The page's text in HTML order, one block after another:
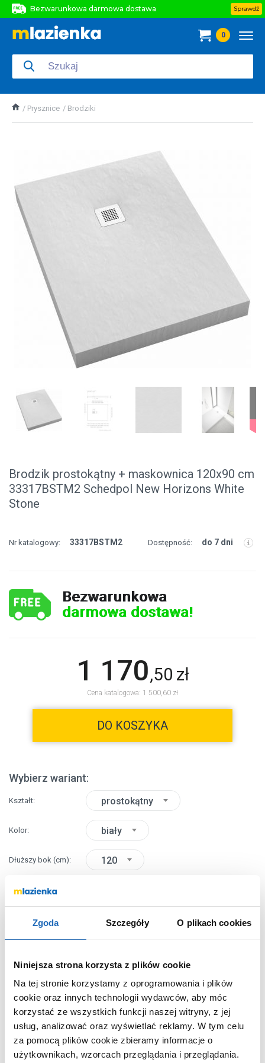
Zgoda Szczegóły O plikach cookies
Niniejsza strona korzysta z plików cookie
Na tej stronie korzystamy z oprogramowania i plików
cookie oraz innych technologii wydawców, aby móc
korzystać ze wszystkich funkcji naszej witryny, z jej
usług, analizować oraz wyświetlać reklamy. W tym celu
za pomocą plików cookie zbieramy informacje o
użytkownikach, wzorcach przeglądania i przeglądania.
Bezwarunkowa darmowa dostawa
Bezwarunkowa darmowa dostawa
Sprawdź
0
Prysznice Brodziki
Brodzik prostokątny + maskownica 120x90 cm
33317BSTM2 Schedpol New Horizons White
Stone
Nr katalogowy: 33317BSTM2 Dostępność: do 7 dni
Bezwarunkowa
darmowa dostawa!
1 170,50 zł
Cena katalogowa: 1 500,60 zł
DO KOSZYKA
Wybierz wariant:
Kształt prostokątny
Kolor biały
Dłuższy bok (cm) 120
Krótszy bok(cm)
Chcesz zamówić telefonicznie?
OPIS PRODUKTU
Marka
Schedpol
Seria
New Horizons White
Stone